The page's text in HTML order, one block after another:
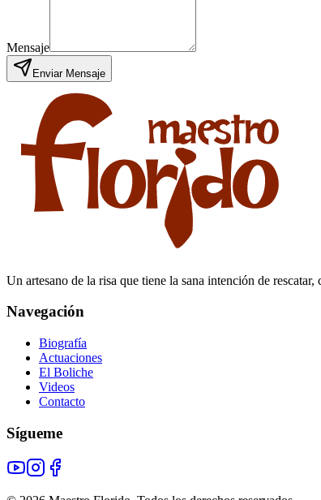
Mensaje
Enviar Mensaje
Un artesano de la risa que tiene la sana intención de
Navegación
Biografía
Actuaciones
El Boliche
Videos
Contacto
Sígueme